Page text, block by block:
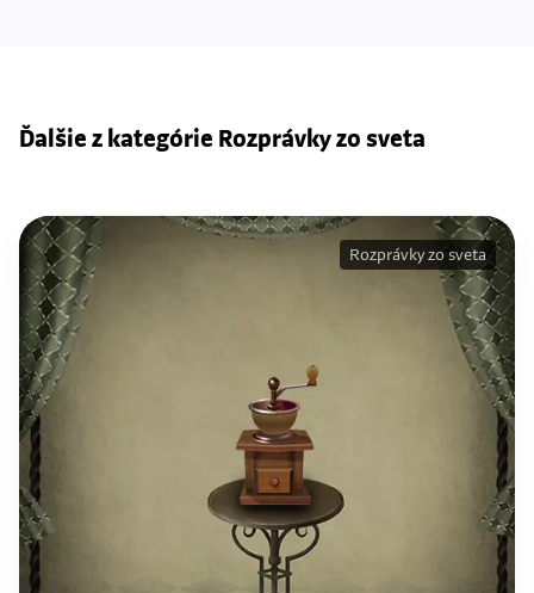
Ďalšie z kategórie Rozprávky zo sveta
Rozprávky zo sveta